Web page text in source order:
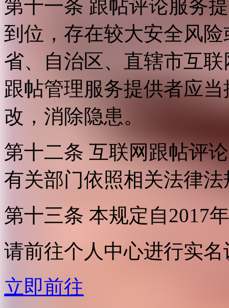
第十一条 跟帖评论服务
到位，存在较大安全风
省、自治区、直辖市互
跟帖管理服务提供者应
改，消除隐患。
第十二条 互联网跟帖评
有关部门依照相关法律
第十三条 本规定自2017
请前往个人中心进行实名
立即前往